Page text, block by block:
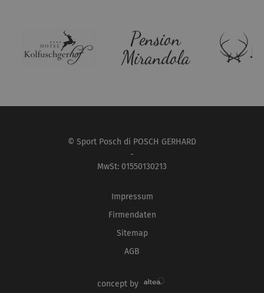
© Sport Posch di POSCH GERHARD
-
MwSt: 01550130213
Impressum
Firmendaten
Sitemap
AGB
concept by